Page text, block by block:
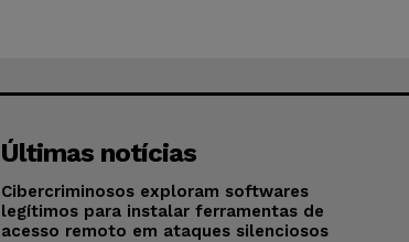
Últimas notícias
Cibercriminosos exploram softwares
legítimos para instalar ferramentas de
acesso remoto em ataques silenciosos